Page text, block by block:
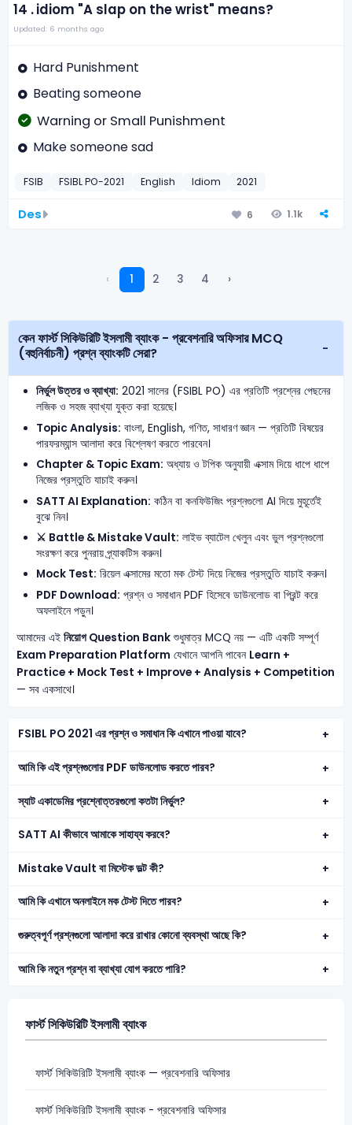
14 .idiom "A slap on the wrist" means?
Updated: 6 months ago
Hard Punishment
Beating someone
Warning or Small Punishment
Make someone sad
FSIB FSIBL PO-2021 English Idiom 2021
Des 6 1.1k
‹ 1 2 3 4 ›
কেন ফার্স্ট সিকিউরিটি ইসলামী ব্যাংক - প্রবেশনারি অফিসার MCQ
(বহুনির্বাচনী) প্রশ্ন ব্যাংকটি সেরা?
নির্ভুল উত্তর ও ব্যাখ্যা: 2021 সালের (FSIBL PO) এর প্রতিটি প্রশ্নের পেছনের
লজিক ও সহজ ব্যাখ্যা যুক্ত করা হয়েছে।
Topic Analysis: বাংলা, English, গণিত, সাধারণ জ্ঞান — প্রতিটি বিষয়ের
পারফরম্যান্স আলাদা করে বিশ্লেষণ করতে পারবেন।
Chapter & Topic Exam: অধ্যায় ও টপিক অনুযায়ী এক্সাম দিয়ে ধাপে ধাপে
নিজের প্রস্তুতি যাচাই করুন।
SATT AI Explanation: কঠিন বা কনফিউজিং প্রশ্নগুলো AI দিয়ে মুহূর্তেই
বুঝে নিন।
⚔️ Battle & Mistake Vault: লাইভ ব্যাটেল খেলুন এবং ভুল প্রশ্নগুলো
সংরক্ষণ করে পুনরায় প্র্যাকটিস করুন।
Mock Test: রিয়েল এক্সামের মতো মক টেস্ট দিয়ে নিজের প্রস্তুতি যাচাই করুন।
PDF Download: প্রশ্ন ও সমাধান PDF হিসেবে ডাউনলোড বা প্রিন্ট করে
অফলাইনে পড়ুন।
আমাদের এই নিয়োগ Question Bankশুধুমাত্র MCQ নয় — এটি একটি সম্পূর্ণ
Exam Preparation Platform যেখানে আপনি পাবেন Learn +
Practice + Mock Test + Improve + Analysis + Competition
— সব একসাথে।
FSIBL PO 2021 এর প্রশ্ন ও সমাধান কি এখানে পাওয়া যাবে?
আমি কি এই প্রশ্নগুলোর PDF ডাউনলোড করতে পারব?
স্যাট একাডেমির প্রশ্নোত্তরগুলো কতটা নির্ভুল?
SATT AI কীভাবে আমাকে সাহায্য করবে?
Mistake Vault বা মিস্টেক ভল্ট কী?
আমি কি এখানে অনলাইনে মক টেস্ট দিতে পারব?
গুরুত্বপূর্ণ প্রশ্নগুলো আলাদা করে রাখার কোনো ব্যবস্থা আছে কি?
আমি কি নতুন প্রশ্ন বা ব্যাখ্যা যোগ করতে পারি?
ফার্স্ট সিকিউরিটি ইসলামী ব্যাংক
ফার্স্ট সিকিউরিটি ইসলামী ব্যাংক — প্রবেশনারি অফিসার
ফার্স্ট সিকিউরিটি ইসলামী ব্যাংক - প্রবেশনারি অফিসার